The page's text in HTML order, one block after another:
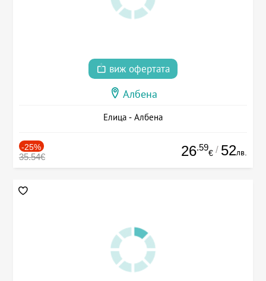
виж офертата
Албена
Елица - Албена
-25%
35.54€ 26.59
€ / 52лв.